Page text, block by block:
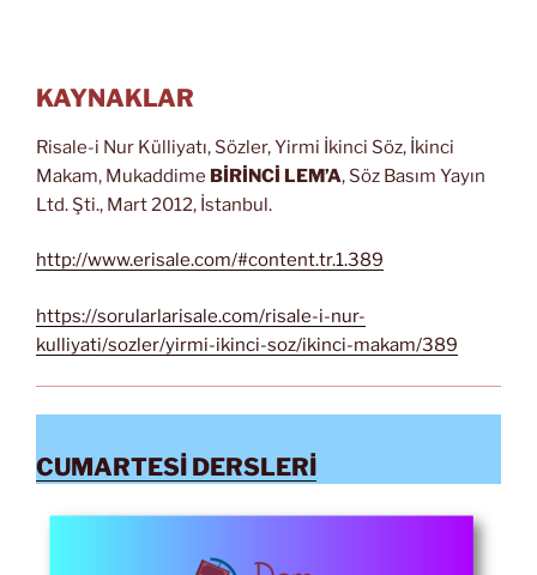
KAYNAKLAR
Risale-i Nur Külliyatı, Sözler, Yirmi İkinci Söz, İkinci
Makam, Mukaddime BİRİNCİ LEM’A, Söz Basım Yayın
Ltd. Şti., Mart 2012, İstanbul.
http://www.erisale.com/#content.tr.1.389
https://sorularlarisale.com/risale-i-nur-
kulliyati/sozler/yirmi-ikinci-soz/ikinci-makam/389
CUMARTESİ DERSLERİ